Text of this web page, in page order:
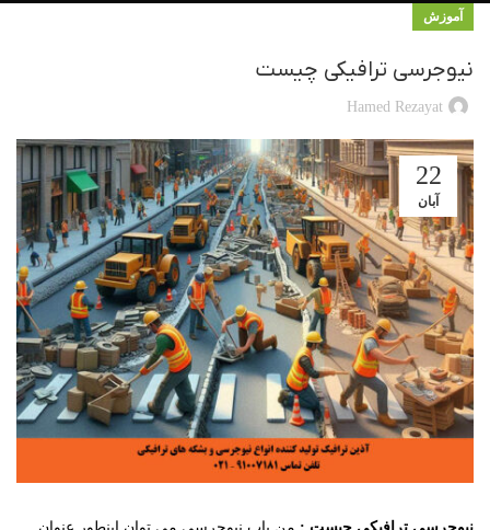
آموزش
نیوجرسی ترافیکی چیست
Hamed Rezayat
22
آبان